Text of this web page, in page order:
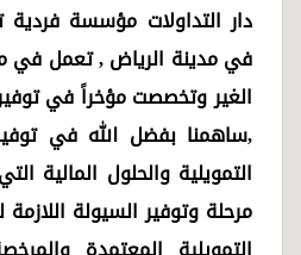
في مدينة الرياض , تعمل في
الغير وتخصصت مؤخراً في
,ساهمنا بفضل الله في
التمويلية والحلول المالية
مرحلة وتوفير السيولة